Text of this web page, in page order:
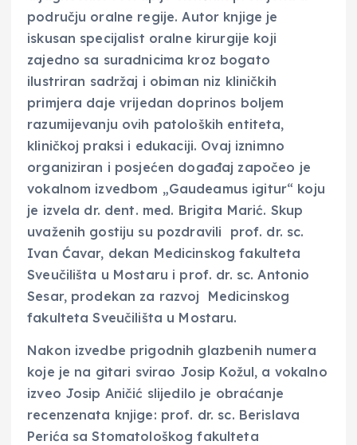
području oralne regije. Autor knjige je
iskusan specijalist oralne kirurgije koji
zajedno sa suradnicima kroz bogato
ilustriran sadržaj i obiman niz kliničkih
primjera daje vrijedan doprinos boljem
razumijevanju ovih patoloških entiteta,
kliničkoj praksi i edukaciji. Ovaj iznimno
organiziran i posjećen događaj započeo je
vokalnom izvedbom „Gaudeamus igitur“ koju
je izvela dr. dent. med. Brigita Marić. Skup
uvaženih gostiju su pozdravili prof. dr. sc.
Ivan Ćavar, dekan Medicinskog fakulteta
Sveučilišta u Mostaru i prof. dr. sc. Antonio
Sesar, prodekan za razvoj Medicinskog
fakulteta Sveučilišta u Mostaru.
Nakon izvedbe prigodnih glazbenih numera
koje je na gitari svirao Josip Kožul, a vokalno
izveo Josip Aničić slijedilo je obraćanje
recenzenata knjige: prof. dr. sc. Berislava
Perića sa Stomatološkog fakulteta